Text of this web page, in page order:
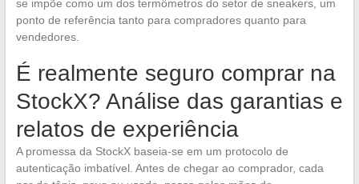
se impõe como um dos termômetros do setor de sneakers, um
ponto de referência tanto para compradores quanto para
vendedores.
É realmente seguro comprar na
StockX? Análise das garantias e
relatos de experiência
A promessa da StockX baseia-se em um protocolo de
autenticação imbatível. Antes de chegar ao comprador, cada